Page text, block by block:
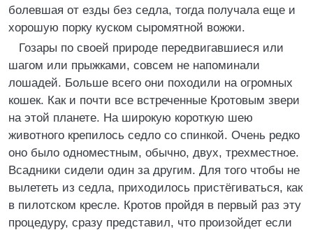
болевшая от езды без седла, тогда получала еще и
хорошую порку куском сыромятной вожжи.
Гозары по своей природе передвигавшиеся или
шагом или прыжками, совсем не напоминали
лошадей. Больше всего они походили на огромных
кошек. Как и почти все встреченные Кротовым звери
на этой планете. На широкую короткую шею
животного крепилось седло со спинкой. Очень редко
оно было одноместным, обычно, двух, трехместное.
Всадники сидели один за другим. Для того чтобы не
вылететь из седла, приходилось пристёгиваться, как
в пилотском кресле. Кротов пройдя в первый раз эту
процедуру, сразу представил, что произойдет если